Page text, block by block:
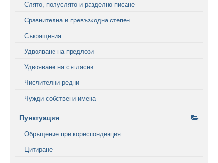
Слято, полуслято и разделно писане
Сравнителна и превъзходна степен
Съкращения
Удвояване на предлози
Удвояване на съгласни
Числителни редни
Чужди собствени имена
Пунктуация
Обръщение при кореспонденция
Цитиране